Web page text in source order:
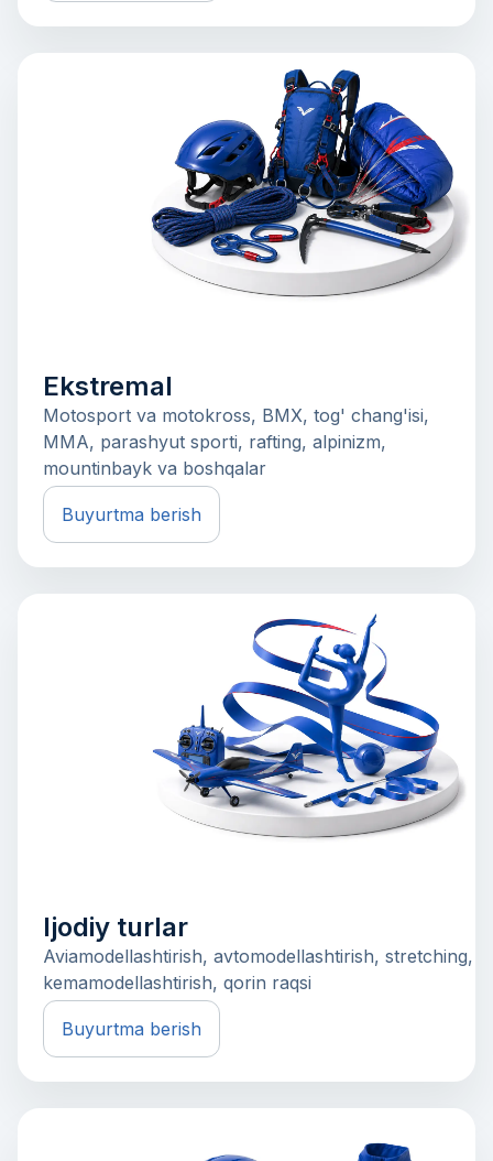
Ekstremal
Motosport va motokross, BMX, tog' chang'isi,
MMA, parashyut sporti, rafting, alpinizm,
mountinbayk va boshqalar
Buyurtma berish
Ijodiy turlar
Aviamodellashtirish, avtomodellashtirish, stretching,
kemamodellashtirish, qorin raqsi
Buyurtma berish